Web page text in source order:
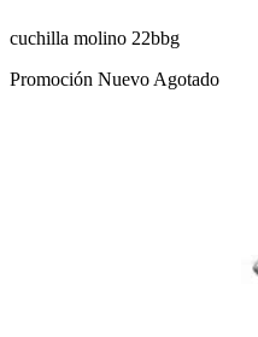
cuchilla molino 22bbg
Promoción Nuevo Agotado